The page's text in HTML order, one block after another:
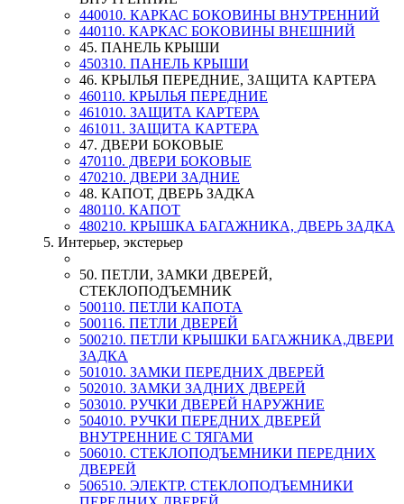
440010. КАРКАС БОКОВИНЫ ВНУТРЕННИЙ
440110. КАРКАС БОКОВИНЫ ВНЕШНИЙ
45. ПАНЕЛЬ КРЫШИ
450310. ПАНЕЛЬ КРЫШИ
46. КРЫЛЬЯ ПЕРЕДНИЕ, ЗАЩИТА КАРТЕРА
460110. КРЫЛЬЯ ПЕРЕДНИЕ
461010. ЗАЩИТА КАРТЕРА
461011. ЗАЩИТА КАРТЕРА
47. ДВЕРИ БОКОВЫЕ
470110. ДВЕРИ БОКОВЫЕ
470210. ДВЕРИ ЗАДНИЕ
48. КАПОТ, ДВЕРЬ ЗАДКА
480110. КАПОТ
480210. КРЫШКА БАГАЖНИКА, ДВЕРЬ ЗАДКА
5. Интерьер, экстерьер
50. ПЕТЛИ, ЗАМКИ ДВЕРЕЙ,
СТЕКЛОПОДЪЕМНИК
500110. ПЕТЛИ КАПОТА
500116. ПЕТЛИ ДВЕРЕЙ
500210. ПЕТЛИ КРЫШКИ БАГАЖНИКА,ДВЕРИ
ЗАДКА
501010. ЗАМКИ ПЕРЕДНИХ ДВЕРЕЙ
502010. ЗАМКИ ЗАДНИХ ДВЕРЕЙ
503010. РУЧКИ ДВЕРЕЙ НАРУЖНИЕ
504010. РУЧКИ ПЕРЕДНИХ ДВЕРЕЙ
ВНУТРЕННИЕ С ТЯГАМИ
506010. СТЕКЛОПОДЪЕМНИКИ ПЕРЕДНИХ
ДВЕРЕЙ
506510. ЭЛЕКТР. СТЕКЛОПОДЪЕМНИКИ